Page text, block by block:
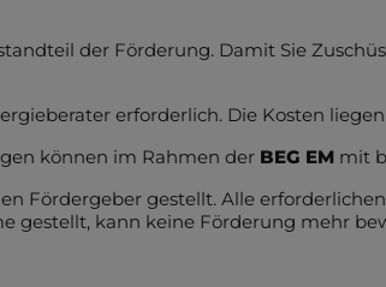
der Förderung. Damit Sie
erforderlich. Die Kosten
können im Rahmen der BEG EM mit
Fördergeber gestellt. Alle
gestellt, kann keine Förderung mehr